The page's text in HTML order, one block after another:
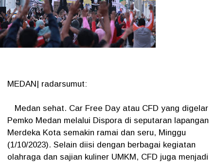
MEDAN| radarsumut:
Medan sehat. Car Free Day atau CFD yang digelar
Pemko Medan melalui Dispora di seputaran lapangan
Merdeka Kota semakin ramai dan seru, Minggu
(1/10/2023). Selain diisi dengan berbagai kegiatan
olahraga dan sajian kuliner UMKM, CFD juga menjadi